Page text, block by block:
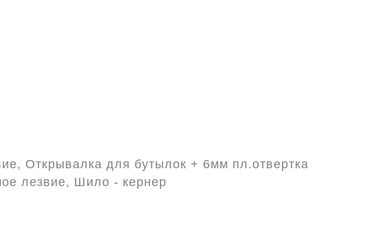
Открывалка для бутылок + 6мм пл.отвертка
лезвие, Шило - кернер